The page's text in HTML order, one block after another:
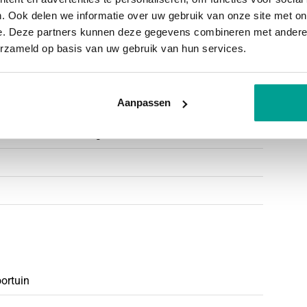
Ook delen we informatie over uw gebruik van onze site met
Deze partners kunnen deze gegevens combineren met
op basis van uw gebruik van hun services.
Aanpassen
een toilet en een wastafelmeubel met kraan.
en drogeraansluitingen en de CV-
het aanwezige dakraam (kunststof).
welke beide zijn voorzien van een
dorp, gelegen aan de Hollandse IJssel. Het
voor jong en oud.